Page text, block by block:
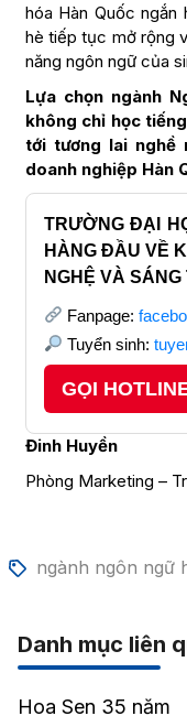
hóa Hàn Quốc
hè tiếp tục mở rộng
năng ngôn ngữ của
Lựa chọn ngành
không chỉ học
tới tương lai nghề
doanh nghiệp Hàn
TRƯỜNG ĐẠI
HÀNG ĐẦU VỀ
NGHỆ VÀ SÁNG
Fanpage:
Tuyển sinh:
GỌI
Đinh Huyền
Phòng Marketing –
ngành ngôn ngữ
Danh mục liên
Hoa Sen 35 năm